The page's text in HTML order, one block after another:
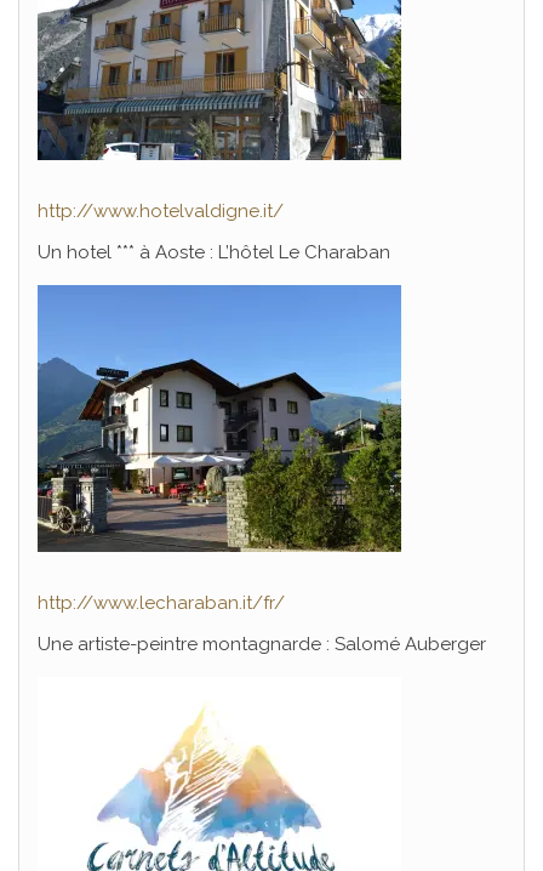
http://www.hotelvaldigne.it/
Un hotel *** à Aoste : L’hôtel Le Charaban
http://www.lecharaban.it/fr/
Une artiste-peintre montagnarde : Salomé Auberger